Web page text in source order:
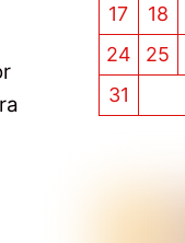
17
18
24
25
31